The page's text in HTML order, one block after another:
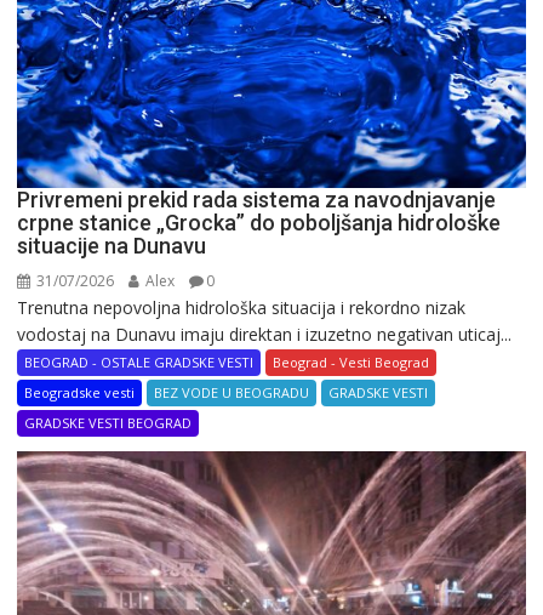
Privremeni prekid rada sistema za navodnjavanje
crpne stanice „Grocka” do poboljšanja hidrološke
situacije na Dunavu
31/07/2026 Alex 0
Trenutna nepovoljna hidrološka situacija i rekordno nizak
vodostaj na Dunavu imaju direktan i izuzetno negativan uticaj...
BEOGRAD - OSTALE GRADSKE VESTI
Beograd - Vesti Beograd
Beogradske vesti
BEZ VODE U BEOGRADU
GRADSKE VESTI
GRADSKE VESTI BEOGRAD